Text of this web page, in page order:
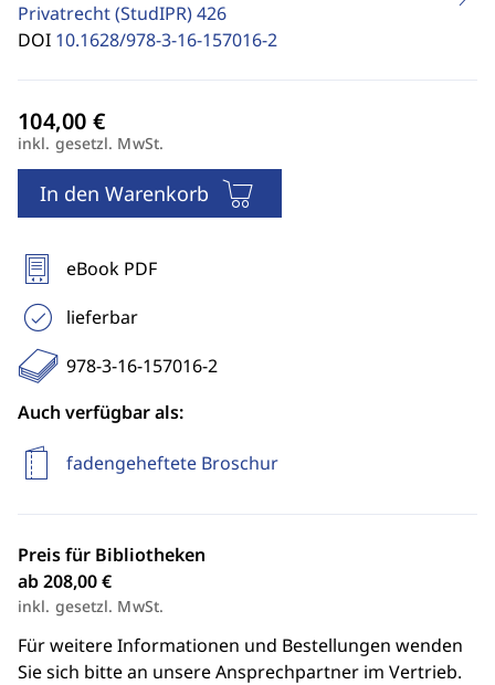
Privatrecht (StudIPR)426
DOI 10.1628/978-3-16-157016-2
inkl. gesetzl. MwSt.
In den Warenkorb
eBook PDF
lieferbar
978-3-16-157016-2
Auch verfügbar als:
fadengeheftete Broschur
Preis für Bibliotheken
ab 208,00 €
inkl. gesetzl. MwSt.
Für weitere Informationen und Bestellungen wenden
Sie sich bitte an unsere Ansprechpartner im Vertrieb.